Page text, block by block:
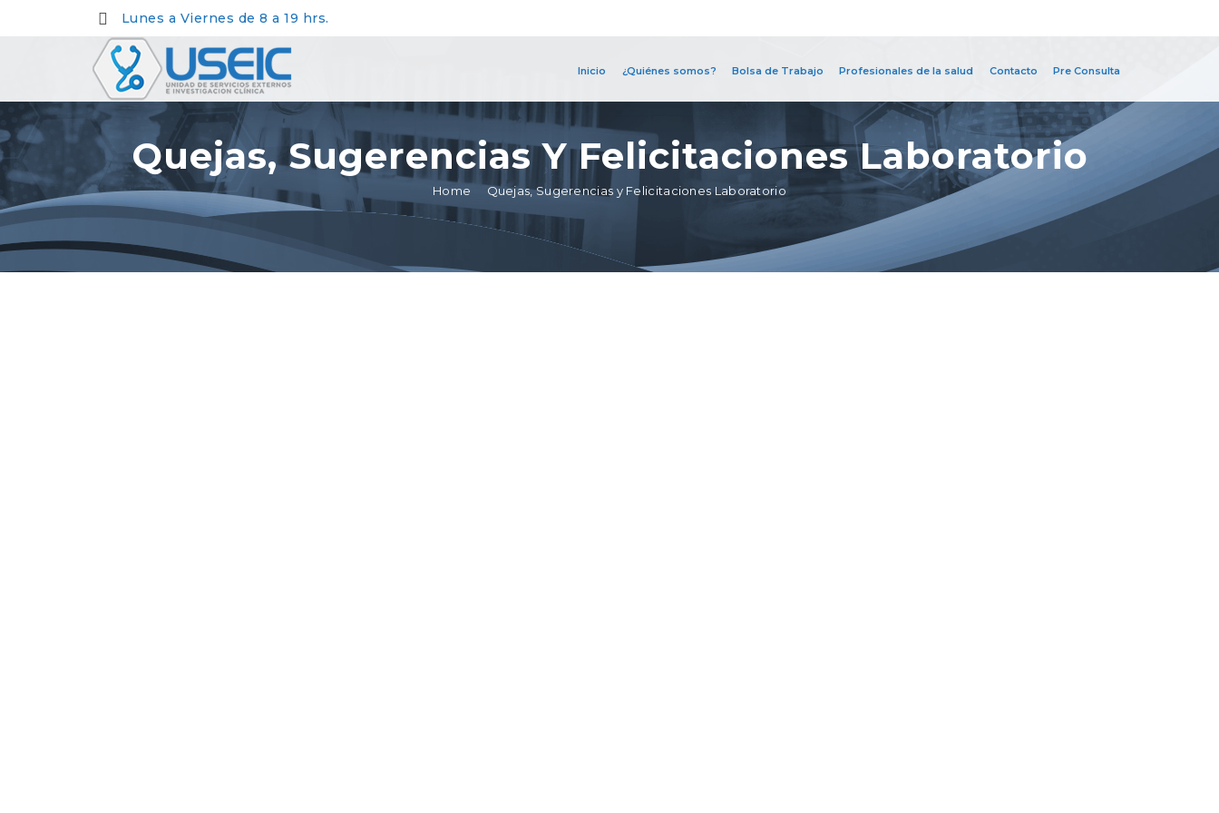
Lunes a Viernes de 8 a 19 hrs.
Inicio ¿Quiénes somos? Bolsa de Trabajo Profesionales de la salud Contacto Pre Consulta
Quejas, Sugerencias Y Felicitaciones Laboratorio
Home Quejas, Sugerencias y Felicitaciones Laboratorio